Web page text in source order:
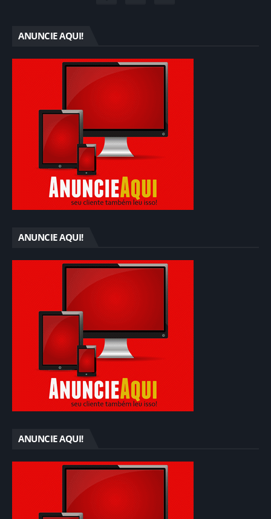
ANUNCIE AQUI!
ANUNCIE AQUI!
ANUNCIE AQUI!